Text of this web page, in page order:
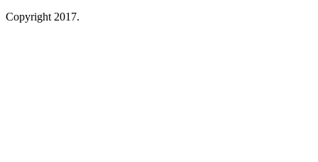
Copyright 2017.